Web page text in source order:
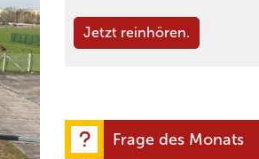
Jetzt reinhören.
Frage des Monats